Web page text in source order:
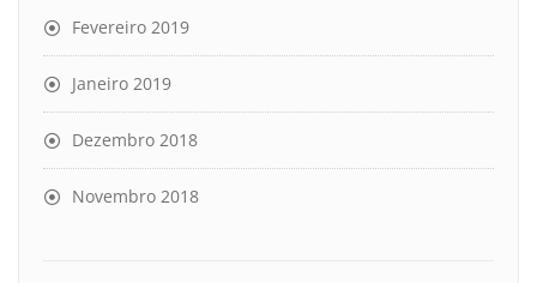
Fevereiro 2019
Janeiro 2019
Dezembro 2018
Novembro 2018